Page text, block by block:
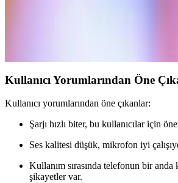
Kullanıcı Yorumlarından Öne
Kullanıcı yorumlarından öne çıkanlar:
Şarjı hızlı biter, bu kullanıcılar için
Ses kalitesi düşük, mikrofon iyi
Kullanım sırasında telefonun bir anda
şikayetler var.